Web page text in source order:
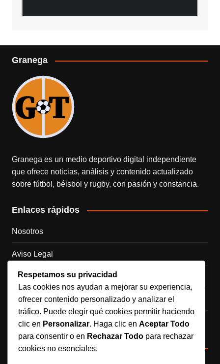
Granega
Granega es un medio deportivo digital independiente
que ofrece noticias, análisis y contenido actualizado
sobre fútbol, béisbol y rugby, con pasión y constancia.
Enlaces rápidos
Nosotros
Aviso Legal
Política de Cookies
Política de Privacidad
Contacto
Redes sociales
Respetamos su privacidad
Las cookies nos ayudan a mejorar su experiencia,
ofrecer contenido personalizado y analizar el
tráfico. Puede elegir qué cookies permitir haciendo
clic en Personalizar. Haga clic en Aceptar Todo
para consentir o en Rechazar Todo para rechazar
cookies no esenciales.